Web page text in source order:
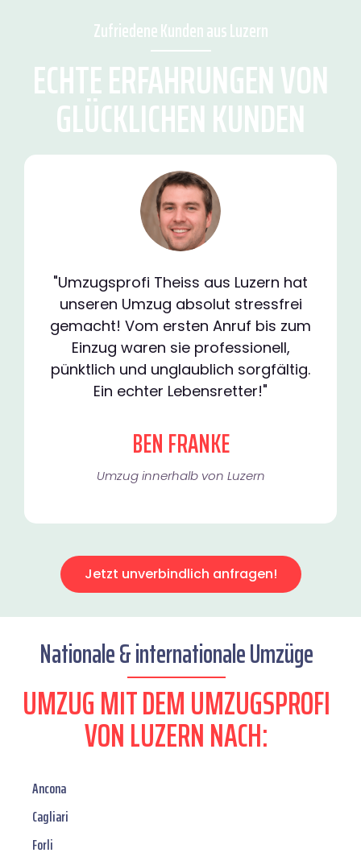
Zufriedene Kunden aus Luzern
ECHTE ERFAHRUNGEN VON
GLÜCKLICHEN KUNDEN
"Umzugsprofi Theiss aus Luzern hat
unseren Umzug absolut stressfrei
gemacht! Vom ersten Anruf bis zum
Einzug waren sie professionell,
pünktlich und unglaublich sorgfältig.
Ein echter Lebensretter!"
BEN FRANKE
Umzug innerhalb von Luzern​
Jetzt unverbindlich anfragen!
Nationale & internationale Umzüge
UMZUG MIT DEM UMZUGSPROFI
VON LUZERN NACH:
Ancona
Cagliari
Forli